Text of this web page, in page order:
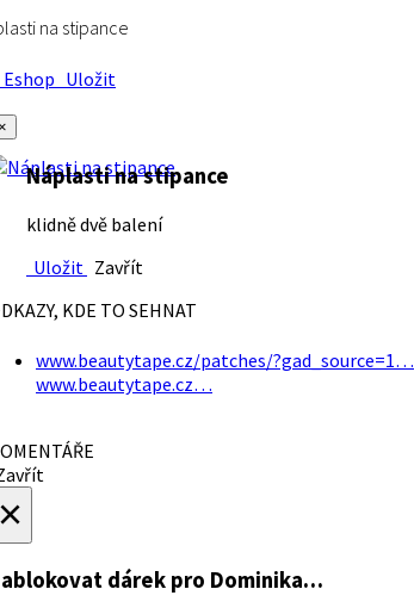
na stipance
Uložit
Náplasti na stipance
klidně dvě balení
Uložit Zavřít
KDE TO SEHNAT
www.beautytape.cz/patches/?gad_source=1…
www.beautytape.cz…
dárek pro Dominika…